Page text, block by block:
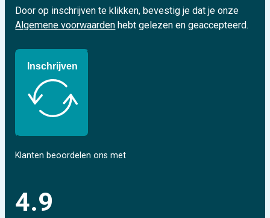
Door op inschrijven te klikken, bevestig je dat je onze
Algemene voorwaarden hebt gelezen en geaccepteerd.
Inschrijven
Klanten beoordelen ons met
4.9